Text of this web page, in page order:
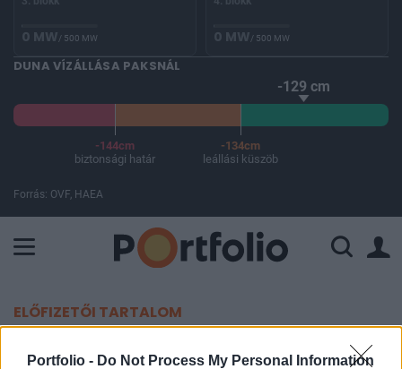
Portfolio - Do Not Process My Personal Information
0 MW/ 500 MW 0 MW/ 500 MW
DUNA VÍZÁLLÁSA PAKSNÁL
-129 cm
-144cm
biztonsági határ
-134cm
leállási küszöb
Forrás: OVF, HAEA
ELŐFIZETŐI TARTALOM
Mattheisen: a válságadónak